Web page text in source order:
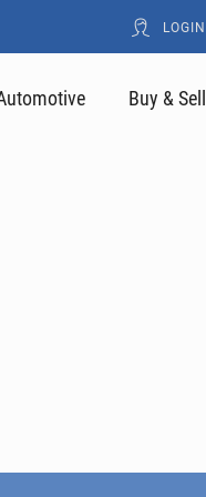
LOGIN
Buy & Sell